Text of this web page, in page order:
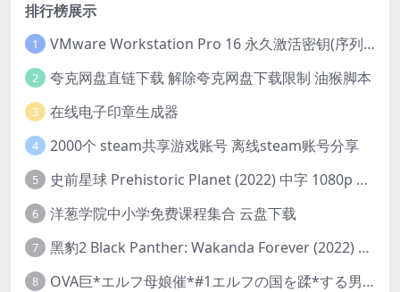
排行榜展示
1 VMware Workstation Pro 16 永久激活密钥(序列号)
2 夸克网盘直链下载 解除夸克网盘下载限制 油猴脚本
3 在线电子印章生成器
4 2000个 steam共享游戏账号 离线steam账号分享
5 史前星球 Prehistoric Planet (2022) 中字 1080p 高清 阿里云盘 2022.5.27已更新全集
6 洋葱学院中小学免费课程集合 云盘下载
7 黑豹2 Black Panther: Wakanda Forever (2022) 高清版
8 OVA巨*エルフ母娘催*#1エルフの国を蹂*する男。汚された女王と姫